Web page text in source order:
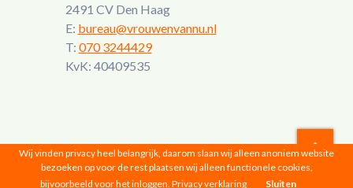
2491 CV Den Haag
E: bureau@vrouwenvannu.nl
T: 070 3244429
KvK: 40409535
Vrouwen van Nu © 2026 |Privacyverklaring
Wij vinden privacy heel belangrijk, daarom slaan wij alleen anoniem website
bezoeken op voor de rest plaatsen wij alleen functionele cookies,
bijvoorbeeld voor het inloggen. Privacy verklaring Sluiten